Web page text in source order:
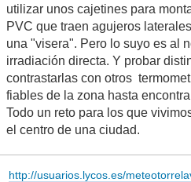
utilizar unos cajetines para
PVC que traen agujeros
una "visera". Pero lo suyo es al
irradiación directa. Y probar
contrastarlas con otros
fiables de la zona hasta
Todo un reto para los que
el centro de una ciudad.
http://usuarios.lycos.es/